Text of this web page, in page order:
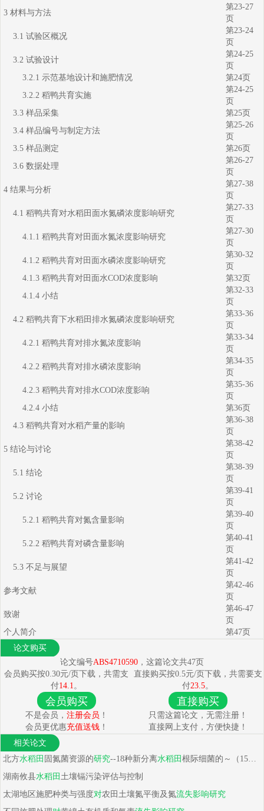
3 材料与方法
第23-27
页
3.1 试验区概况
第23-24
页
3.2 试验设计
第24-25
页
3.2.1 示范基地设计和施肥情况
第24页
3.2.2 稻鸭共育实施
第24-25
页
3.3 样品采集
第25页
3.4 样品编号与制定方法
第25-26
页
3.5 样品测定
第26页
3.6 数据处理
第26-27
页
4 结果与分析
第27-38
页
4.1 稻鸭共育对水稻田面水氮磷浓度影响研究
第27-33
页
4.1.1 稻鸭共育对田面水氮浓度影响研究
第27-30
页
4.1.2 稻鸭共育对田面水磷浓度影响研究
第30-32
页
4.1.3 稻鸭共育对田面水COD浓度影响
第32页
4.1.4 小结
第32-33
页
4.2 稻鸭共育下水稻田排水氮磷浓度影响研究
第33-36
页
4.2.1 稻鸭共育对排水氮浓度影响
第33-34
页
4.2.2 稻鸭共育对排水磷浓度影响
第34-35
页
4.2.3 稻鸭共育对排水COD浓度影响
第35-36
页
4.2.4 小结
第36页
4.3 稻鸭共育对水稻产量的影响
第36-38
页
5 结论与讨论
第38-42
页
5.1 结论
第38-39
页
5.2 讨论
第39-41
页
5.2.1 稻鸭共育对氮含量影响
第39-40
页
5.2.2 稻鸭共育对磷含量影响
第40-41
页
5.3 不足与展望
第41-42
页
参考文献
第42-46
页
致谢
第46-47
页
个人简介
第47页
论文购买
论文编号ABS4710590 ，这篇论文共47页
会员购买按0.30元/页下载，共需支
付14.1。
会员购买
不是会员， 注册会员 ！
会员更优惠充值送钱！
直接购买按0.5元/页下载，共需要支
付23.5。
直接购买
只需这篇论文，无需注册！
直接网上支付，方便快捷！
相关论文
北方水稻田 固氮菌资源的研究--18种新分离水稻田 根际细菌的～（15）N固定能力，nif基因鉴定及混合
湖南攸县水稻田 土壤镉污染评估与控制
太湖地区施肥种类与强度对农田土壤氮平衡及氮流失影响研究